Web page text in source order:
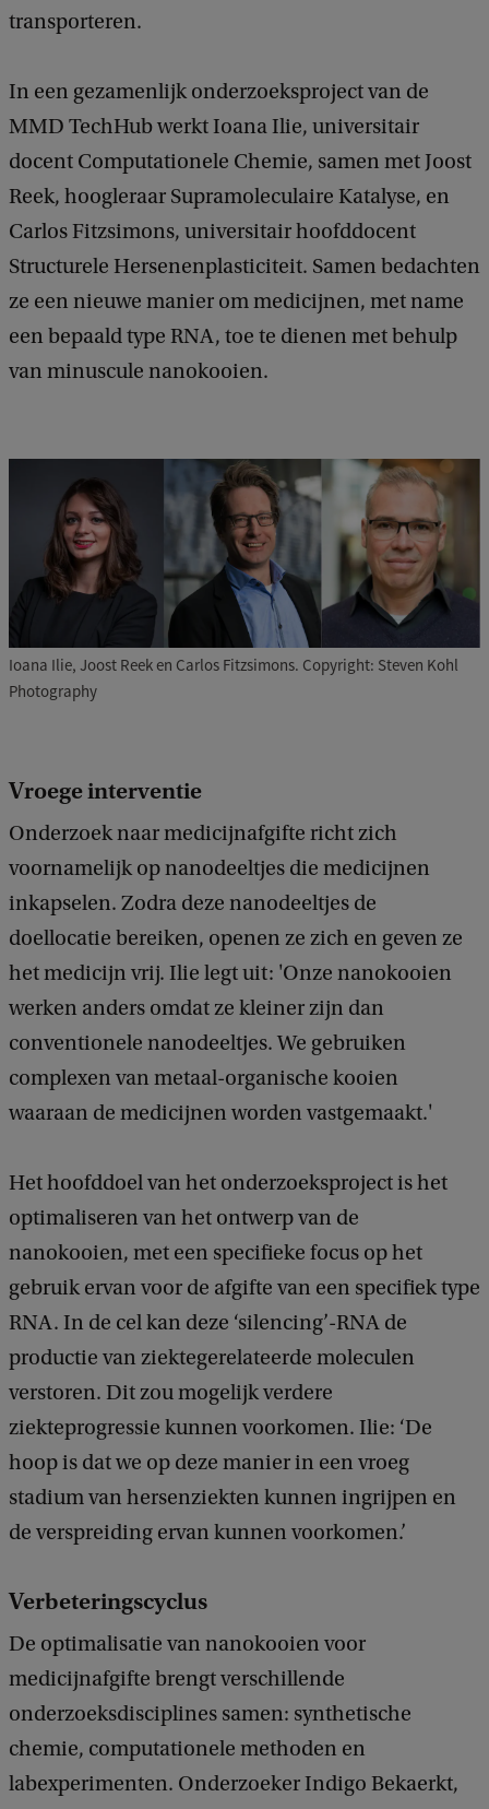
transporteren.
In een gezamenlijk onderzoeksproject van de
MMD TechHub werkt Ioana Ilie, universitair
docent Computationele Chemie, samen met Joost
Reek, hoogleraar Supramoleculaire Katalyse, en
Carlos Fitzsimons, universitair hoofddocent
Structurele Hersenenplasticiteit. Samen bedachten
ze een nieuwe manier om medicijnen, met name
een bepaald type RNA, toe te dienen met behulp
van minuscule nanokooien.
Ioana Ilie, Joost Reek en Carlos Fitzsimons. Copyright: Steven Kohl
Photography
Vroege interventie
Onderzoek naar medicijnafgifte richt zich
voornamelijk op nanodeeltjes die medicijnen
inkapselen. Zodra deze nanodeeltjes de
doellocatie bereiken, openen ze zich en geven ze
het medicijn vrij. Ilie legt uit: 'Onze nanokooien
werken anders omdat ze kleiner zijn dan
conventionele nanodeeltjes. We gebruiken
complexen van metaal-organische kooien
waaraan de medicijnen worden vastgemaakt.'
Het hoofddoel van het onderzoeksproject is het
optimaliseren van het ontwerp van de
nanokooien, met een specifieke focus op het
gebruik ervan voor de afgifte van een specifiek type
RNA. In de cel kan deze ‘silencing’-RNA de
productie van ziektegerelateerde moleculen
verstoren. Dit zou mogelijk verdere
ziekteprogressie kunnen voorkomen. Ilie: ‘De
hoop is dat we op deze manier in een vroeg
stadium van hersenziekten kunnen ingrijpen en
de verspreiding ervan kunnen voorkomen.’
Verbeteringscyclus
De optimalisatie van nanokooien voor
medicijnafgifte brengt verschillende
onderzoeksdisciplines samen: synthetische
chemie, computationele methoden en
labexperimenten. Onderzoeker Indigo Bekaerkt,